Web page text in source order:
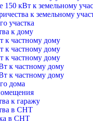
кВт к земельному
к земельному
участка
к дому
к частному дому
к частному дому
к частному дому
к частному дому
к частному дому
дома
к гаражу
в СНТ
в СНТ